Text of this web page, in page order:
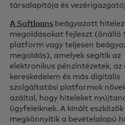
társalapítója és
A Softloansbeágyazott
megoldásokat fejleszt (önálló
platform vagy teljesen
megoldás), amelyek segítik az
elektronikus pénzintézetek, az
kereskedelem és más digitális
szolgáltatási platformok
azáltal, hogy hiteleket
ügyfeleiknek. A kínált eszközök
megkönnyítik a bevételalapú